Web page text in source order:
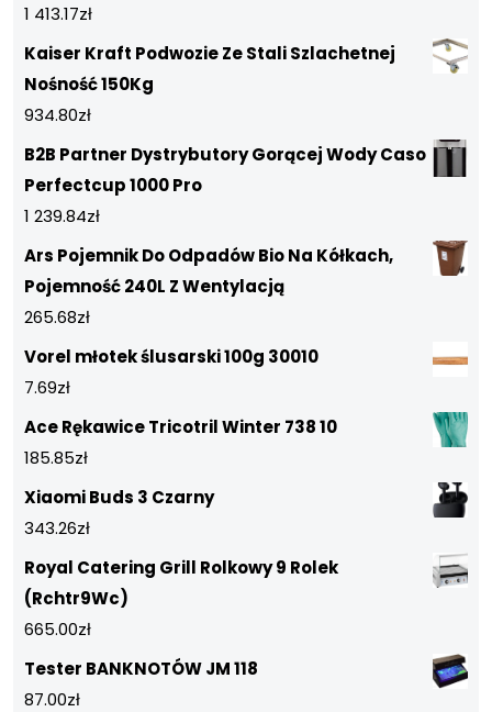
1 413.17zł
Kaiser Kraft Podwozie Ze Stali Szlachetnej
Nośność 150Kg
934.80zł
B2B Partner Dystrybutory Gorącej Wody Caso
Perfectcup 1000 Pro
1 239.84zł
Ars Pojemnik Do Odpadów Bio Na Kółkach,
Pojemność 240L Z Wentylacją
265.68zł
Vorel młotek ślusarski 100g 30010
7.69zł
Ace Rękawice Tricotril Winter 738 10
185.85zł
Xiaomi Buds 3 Czarny
343.26zł
Royal Catering Grill Rolkowy 9 Rolek
(Rchtr9Wc)
665.00zł
Tester BANKNOTÓW JM 118
87.00zł